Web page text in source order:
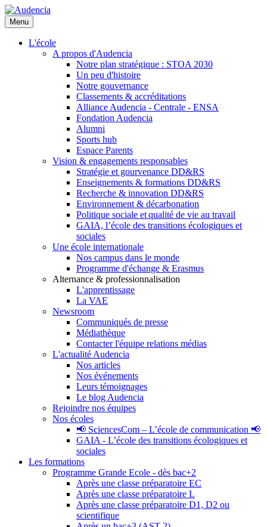
Aller
au
contenu
principal
Menu
L'école
A propos d'Audencia
Notre plan stratégique : STOA 2030
Un peu d'histoire
Notre gouvernance
Classements & accréditations
Alliance Audencia - Centrale - ENSA
Fondation Audencia
Alumni
Sports hub
Espace Parents
Vision & engagements responsables
Stratégie et gourvenance DD&RS
Enseignements & formations DD&RS
Recherche & innovation DD&RS
Environnement & décarbonation
Politique sociale et qualité de vie au travail
GAIA, l’école des transitions écologiques et
sociales
Une école internationale
Nos campus dans le monde
Programme d'échange & Erasmus
Alternance & professionnalisation
L'apprentissage
La VAE
Newsroom
Communiqués de presse
Médiathèque
Contacter l'équipe relations médias
L'actualité Audencia
Nos articles
Nos événements
Leurs témoignages
Le blog Audencia
Rejoindre nos équipes
Nos écoles
📢 SciencesCom – L’école de communication 📢
GAIA - L’école des transitions écologiques et
sociales
Les formations
Programme Grande Ecole - dès bac+2
Après une classe préparatoire EC
Après une classe préparatoire L
Après une classe préparatoire D1, D2 ou
scientifique